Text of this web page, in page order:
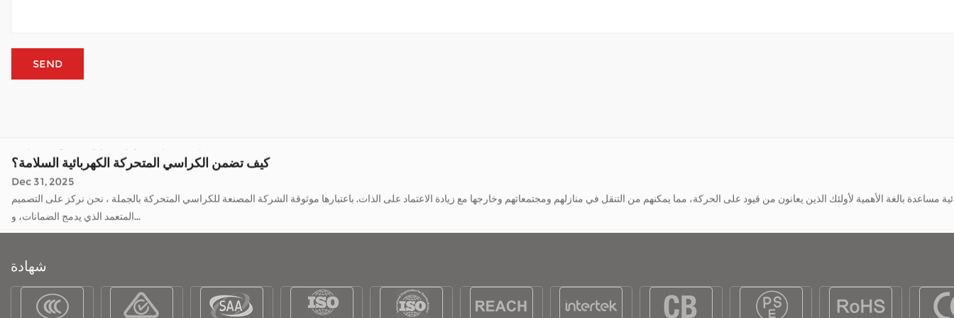
لقد غيرت الكراسي المتحركة الكهربائية عدد الأشخاص الذين يتحركون خلال أيامهم. ك الشركة المصنعة للكراسي المتحركة بالجملة ، تقدم الشركات مثل تلك المتخصصة في حلول التنقل طرقًا للتعامل مع المهمات أو زيارة الأصدقاء أو الاستمتاع ببساطة بالوقت في الهواء
كيف تضمن الكراسي المتحركة الكهربائية السلامة؟
Dec 31, 2025
توفر الكراسي المتحركة الكهربائية مساعدة بالغة الأهمية لأولئك الذين يعانون من قيود على الحركة، مما يمكنهم من التنقل في منازلهم ومجتمعاتهم وخارجها مع زيادة الاعتماد على الذات. باعتبارها موثوقة الشركة المصنعة للكراسي المتحركة بالجملة ، نحن نركز على التصميم
ما مدى أهمية هيكل الإطار للكراسي المتحركة الكهربائية؟
لقد غيرت الكراسي المتحركة الكهربائية عدد الأشخاص الذين يتحركون خلال أيامهم. ك الشركة المصنعة للكراسي المتحركة بالجملة ، تقدم الشركات مثل تلك المتخصصة في حلول التنقل طرقًا للتعامل مع المهمات أو زيارة الأصدقاء أو الاستمتاع ببساطة بالوقت في الهواء
الطلق دون الاعتماد بشكل كبير على المسا...
كيف يتعامل سكوتر التنقل مع الطقس الخارجي؟
شهادة